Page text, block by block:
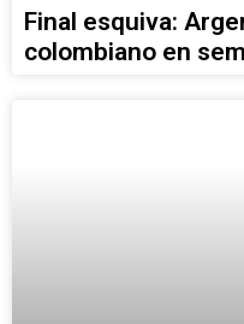
Final esquiva:
colombiano en